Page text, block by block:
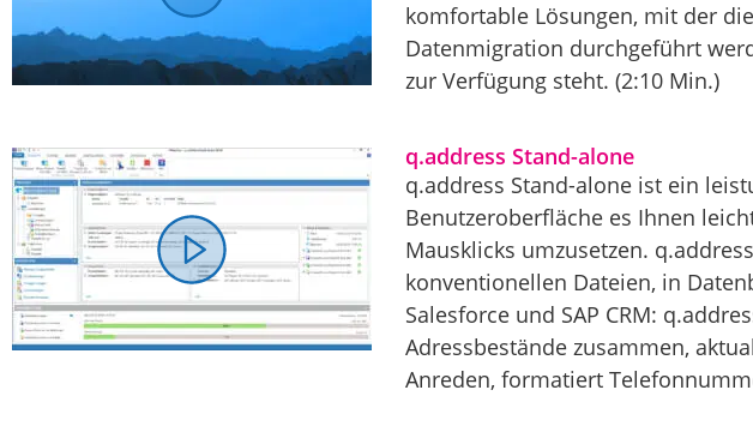
komfortable Lösungen, mit der
Datenmigration durchgeführt
zur Verfügung steht. (2:10 Min.)
q.address Stand-alone
q.address Stand-alone ist ein
Benutzeroberfläche es Ihnen
Mausklicks umzusetzen.
konventionellen Dateien, in
Salesforce und SAP CRM:
Adressbestände zusammen,
Anreden, formatiert